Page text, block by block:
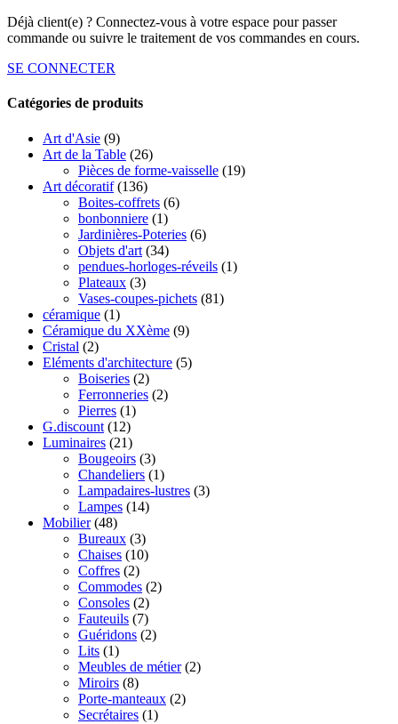
Déjà client(e) ? Connectez-vous à votre espace pour passer
commande ou suivre le traitement de vos commandes en cours.
SE CONNECTER
Catégories de produits
Art d'Asie (9)
Art de la Table (26)
Pièces de forme-vaisselle (19)
Art décoratif (136)
Boites-coffrets (6)
bonbonniere (1)
Jardinières-Poteries (6)
Objets d'art (34)
pendues-horloges-réveils (1)
Plateaux (3)
Vases-coupes-pichets (81)
céramique (1)
Céramique du XXème (9)
Cristal (2)
Eléments d'architecture (5)
Boiseries (2)
Ferronneries (2)
Pierres (1)
G.discount (12)
Luminaires (21)
Bougeoirs (3)
Chandeliers (1)
Lampadaires-lustres (3)
Lampes (14)
Mobilier (48)
Bureaux (3)
Chaises (10)
Coffres (2)
Commodes (2)
Consoles (2)
Fauteuils (7)
Guéridons (2)
Lits (1)
Meubles de métier (2)
Miroirs (8)
Porte-manteaux (2)
Secrétaires (1)